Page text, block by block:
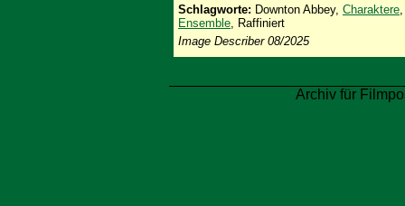
Schlagworte: Downton Abbey, Charaktere
Ensemble, Raffiniert
Image Describer 08/2025
Archiv für